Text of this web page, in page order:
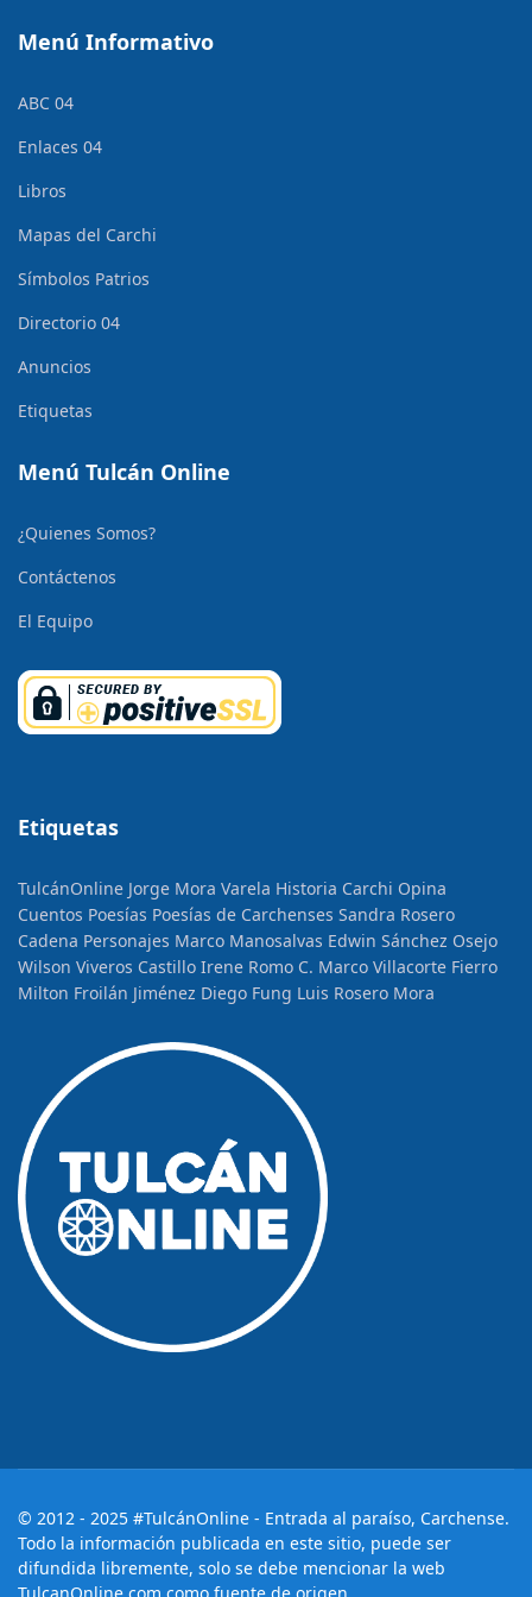
Menú Informativo
ABC 04
Enlaces 04
Libros
Mapas del Carchi
Símbolos Patrios
Directorio 04
Anuncios
Etiquetas
Menú Tulcán Online
¿Quienes Somos?
Contáctenos
El Equipo
Etiquetas
TulcánOnline Jorge Mora Varela Historia Carchi Opina
Cuentos Poesías Poesías de Carchenses Sandra Rosero
Cadena Personajes Marco Manosalvas Edwin Sánchez Osejo
Wilson Viveros Castillo Irene Romo C. Marco Villacorte Fierro
Milton Froilán Jiménez Diego Fung Luis Rosero Mora
© 2012 - 2025 #TulcánOnline - Entrada al paraíso, Carchense.
Todo la información publicada en este sitio, puede ser
difundida libremente, solo se debe mencionar la web
TulcanOnline.com como fuente de origen.